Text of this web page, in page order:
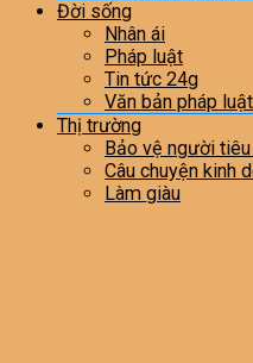
Đời sống
Nhân ái
Pháp luật
Tin tức 24g
Văn bản pháp luật
Thị trường
Bảo vệ người
Câu chuyện kinh
Làm giàu